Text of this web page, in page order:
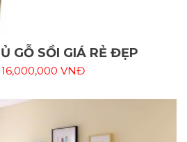
GỖ SỒI GIÁ RẺ ĐẸP
16,000,000 VNĐ